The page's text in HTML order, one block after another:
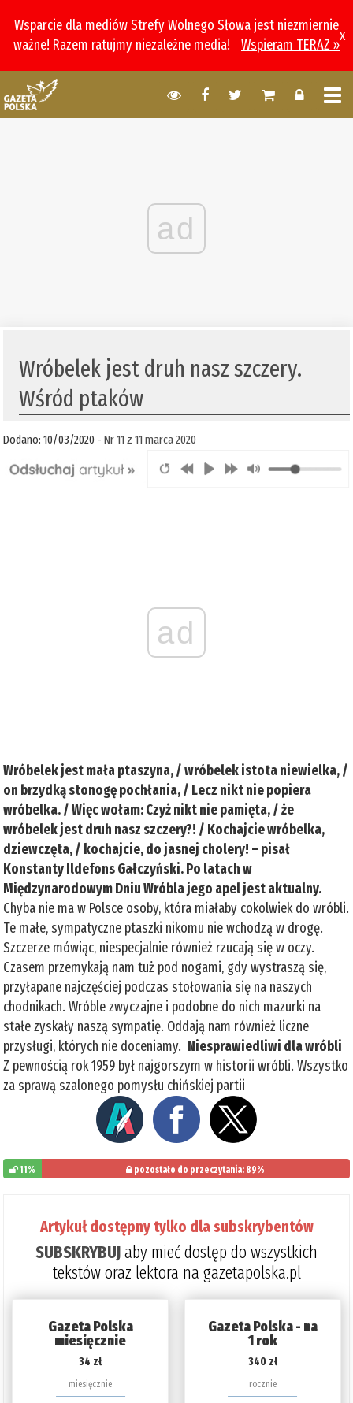
Wsparcie dla mediów Strefy Wolnego Słowa jest niezmiernie
ważne! Razem ratujmy niezależne media!
Wspieram TERAZ »
x
ad
Wróbelek jest druh nasz szczery.
Wśród ptaków
Dodano: 10/03/2020 -Nr 11 z 11 marca 2020
ad
Wróbelek jest mała ptaszyna, / wróbelek istota niewielka, /
on brzydką stonogę pochłania, / Lecz nikt nie popiera
wróbelka. / Więc wołam: Czyż nikt nie pamięta, / że
wróbelek jest druh nasz szczery?! / Kochajcie wróbelka,
dziewczęta, / kochajcie, do jasnej cholery! – pisał
Konstanty Ildefons Gałczyński. Po latach w
Międzynarodowym Dniu Wróbla jego apel jest aktualny.
Chyba nie ma w Polsce osoby, która miałaby cokolwiek do wróbli.
Te małe, sympatyczne ptaszki nikomu nie wchodzą w drogę.
Szczerze mówiąc, niespecjalnie również rzucają się w oczy.
Czasem przemykają nam tuż pod nogami, gdy wystraszą się,
przyłapane najczęściej podczas stołowania się na naszych
chodnikach. Wróble zwyczajne i podobne do nich mazurki na
stałe zyskały naszą sympatię. Oddają nam również liczne
przysługi, których nie doceniamy. Niesprawiedliwi dla wróbli
Z pewnością rok 1959 był najgorszym w historii wróbli. Wszystko
za sprawą szalonego pomysłu chińskiej partii
11% pozostało do przeczytania: 89%
Artykuł dostępny tylko dla subskrybentów
SUBSKRYBUJaby mieć dostęp do wszystkich
tekstów oraz lektora na gazetapolska.pl
Gazeta Polska
miesięcznie
34 zł
miesięcznie
Gazeta Polska - na
1 rok
340 zł
rocznie